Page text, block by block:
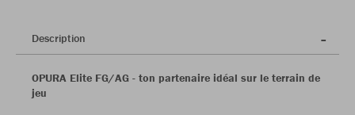
Description
OPURA Elite FG/AG - ton partenaire idéal sur le terrain de
jeu